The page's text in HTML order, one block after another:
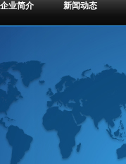
企业简介 新闻动态